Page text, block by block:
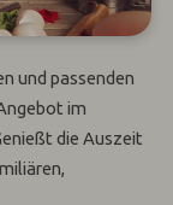
und passenden
im
die Auszeit